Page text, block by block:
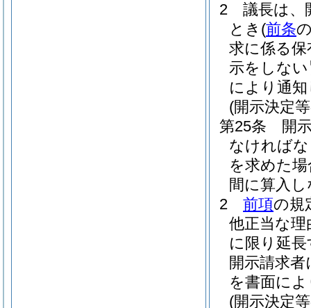
2
議長は、
とき (前条
求に係る
示をしな
により通
(開示決定
第25条
開
なければ
を求めた
間に算入
2
前項の規
他正当な
に限り延
開示請求
を書面に
(開示決定